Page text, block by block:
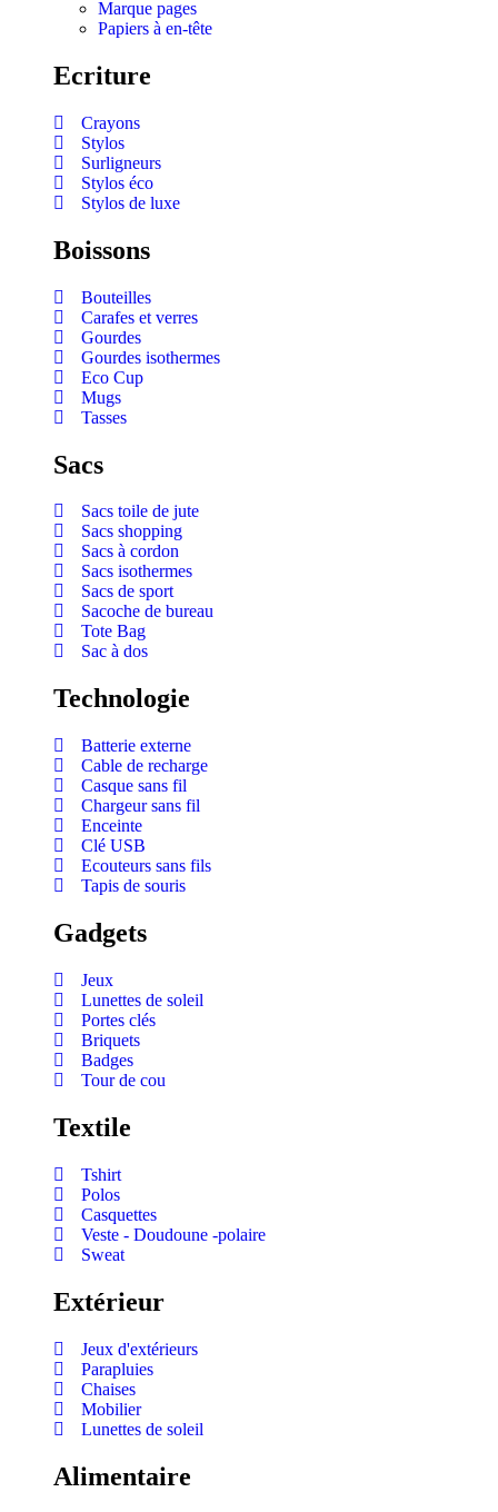
Marque pages
Papiers à en-tête
Ecriture
Crayons
Stylos
Surligneurs
Stylos éco
Stylos de luxe
Boissons
Bouteilles
Carafes et verres
Gourdes
Gourdes isothermes
Eco Cup
Mugs
Tasses
Sacs
Sacs toile de jute
Sacs shopping
Sacs à cordon
Sacs isothermes
Sacs de sport
Sacoche de bureau
Tote Bag
Sac à dos
Technologie
Batterie externe
Cable de recharge
Casque sans fil
Chargeur sans fil
Enceinte
Clé USB
Ecouteurs sans fils
Tapis de souris
Gadgets
Jeux
Lunettes de soleil
Portes clés
Briquets
Badges
Tour de cou
Textile
Tshirt
Polos
Casquettes
Veste - Doudoune -polaire
Sweat
Extérieur
Jeux d'extérieurs
Parapluies
Chaises
Mobilier
Lunettes de soleil
Alimentaire